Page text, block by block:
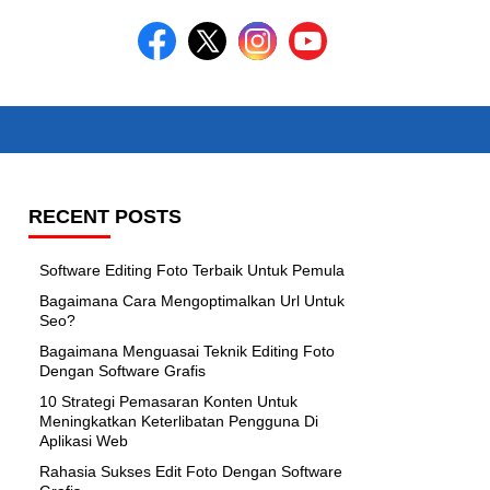
RECENT POSTS
Software Editing Foto Terbaik Untuk Pemula
Bagaimana Cara Mengoptimalkan Url Untuk
Seo?
Bagaimana Menguasai Teknik Editing Foto
Dengan Software Grafis
10 Strategi Pemasaran Konten Untuk
Meningkatkan Keterlibatan Pengguna Di
Aplikasi Web
Rahasia Sukses Edit Foto Dengan Software